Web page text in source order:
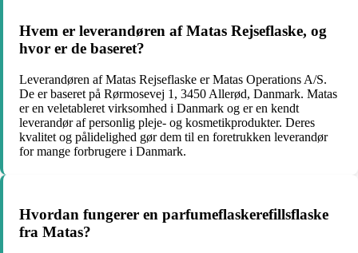
Hvem er leverandøren af Matas Rejseflaske, og
hvor er de baseret?
Leverandøren af Matas Rejseflaske er Matas Operations A/S.
De er baseret på Rørmosevej 1, 3450 Allerød, Danmark. Matas
er en veletableret virksomhed i Danmark og er en kendt
leverandør af personlig pleje- og kosmetikprodukter. Deres
kvalitet og pålidelighed gør dem til en foretrukken leverandør
for mange forbrugere i Danmark.
Hvordan fungerer en parfumeflaskerefillsflaske
fra Matas?